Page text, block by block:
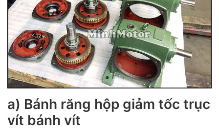
a) Bánh răng hộp giảm tốc trục
vít bánh vít